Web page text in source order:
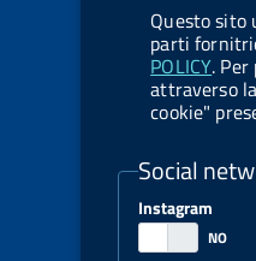
Questo sito
parti
POLICY.
attraverso
cookie"
Social
Instagram
Atti di
Pubblicità
Bandi di